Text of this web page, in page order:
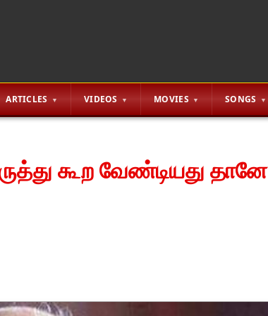
ARTICLES VIDEOS MOVIES SONGS
கூற வேண்டியது தானே